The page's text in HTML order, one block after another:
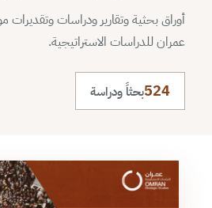
أوراق بحثية وتقارير ودراسات
عمران للدراسات الاستراتيجية.
524بحثاً ودراسة